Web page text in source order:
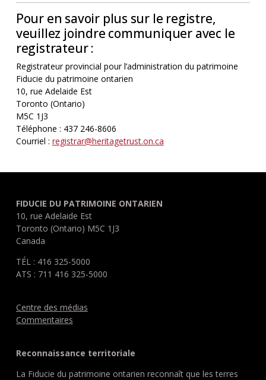
Pour en savoir plus sur le registre,
veuillez joindre communiquer avec le
registrateur :
Registrateur provincial pour l’administration du patrimoine
Fiducie du patrimoine ontarien
10, rue Adelaide Est
Toronto (Ontario)
M5C 1J3
Téléphone : 437 246-8606
Courriel : registrar@heritagetrust.on.ca
FIDUCIE DU PATRIMOINE ONTARIEN
10, rue Adelaide Est
Toronto (Ontario) M5C 1J3
Canada
TÉL : 416 325-5000
ATS : 711 416 325-5000
Centre des médias
Commentaires
Reconnaissance territoriale
La Fiducie du patrimoine ontarien reconnaît que les terres